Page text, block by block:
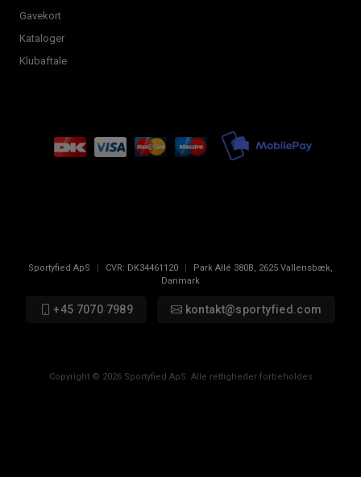
Gavekort
Kataloger
Klubaftale
Sportyfied ApS | CVR: DK34461120 | Park Allé 380B, 2625 Vallensbæk,
Danmark
+45 7070 7989 kontakt@sportyfied.com
Copyright © 2026 Sportyfied ApS. Alle rettigheder forbeholdes